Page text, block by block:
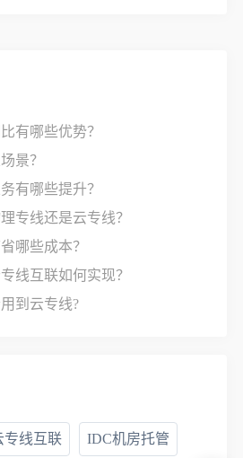
有哪些优势？
景？
有哪些提升？
专线还是云专线？
哪些成本？
线互联如何实现？
到云专线?
专线互联 IDC机房托管